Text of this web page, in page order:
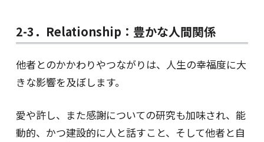
2-3．Relationship：豊かな人間関係
他者とのかかわりやつながりは、人生の幸福度に大
きな影響を及ぼします。
愛や許し、また感謝についての研究も加味され、能
動的、かつ建設的に人と話すこと、そして他者と自